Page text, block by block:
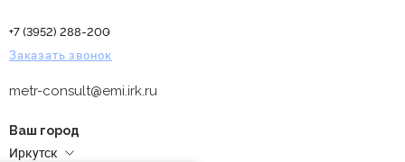
+7 (3952) 288-200
Заказать звонок
metr-consult@emi.irk.ru
Ваш город
Иркутск